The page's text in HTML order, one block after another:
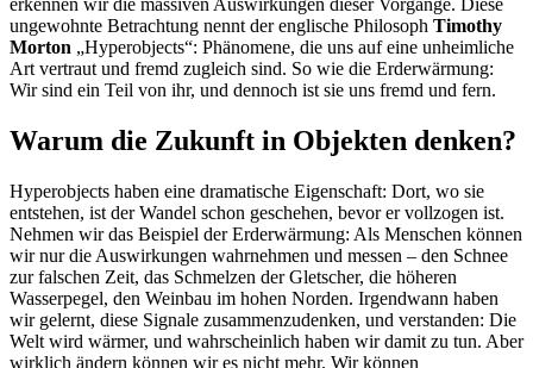
erkennen wir die massiven Auswirkungen dieser Vorgänge. Diese
ungewohnte Betrachtung nennt der englische Philosoph Timothy
Morton „Hyperobjects“: Phänomene, die uns auf eine unheimliche
Art vertraut und fremd zugleich sind. So wie die Erderwärmung:
Wir sind ein Teil von ihr, und dennoch ist sie uns fremd und fern.
Warum die Zukunft in Objekten denken?
Hyperobjects haben eine dramatische Eigenschaft: Dort, wo sie
entstehen, ist der Wandel schon geschehen, bevor er vollzogen ist.
Nehmen wir das Beispiel der Erderwärmung: Als Menschen können
wir nur die Auswirkungen wahrnehmen und messen – den Schnee
zur falschen Zeit, das Schmelzen der Gletscher, die höheren
Wasserpegel, den Weinbau im hohen Norden. Irgendwann haben
wir gelernt, diese Signale zusammenzudenken, und verstanden: Die
Welt wird wärmer, und wahrscheinlich haben wir damit zu tun. Aber
wirklich ändern können wir es nicht mehr. Wir können